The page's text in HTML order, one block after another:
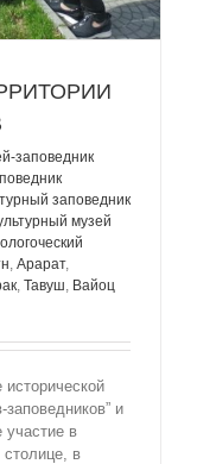
заповедник
заповедник
музей
, Арарат,
, Тавуш, Вайоц
и
участие в
в